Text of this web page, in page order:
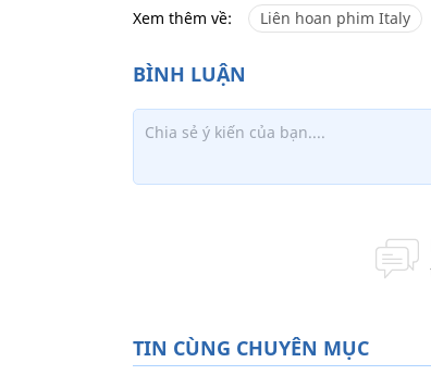
Xem thêm về: Liên hoan phim Italy
TIN CÙNG CHUYÊN MỤC